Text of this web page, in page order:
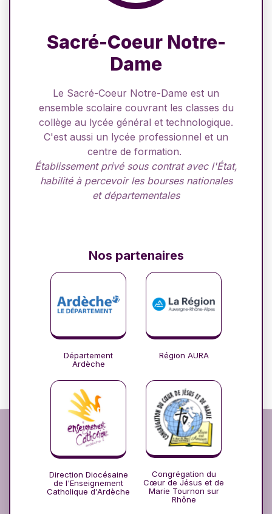
Sacré-Coeur Notre-
Dame
Le Sacré-Coeur Notre-Dame est un
ensemble scolaire couvrant les classes du
collège au lycée général et technologique.
C'est aussi un lycée professionnel et un
centre de formation.
Établissement privé sous contrat avec l'État,
habilité à percevoir les bourses nationales
et départementales
Nos partenaires
Département
Ardèche
Région AURA
Direction Diocésaine
de l'Enseignement
Catholique d'Ardèche
Congrégation du
Cœur de Jésus et de
Marie Tournon sur
Rhône